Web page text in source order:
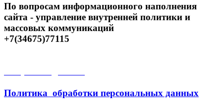
По вопросам информационного наполнения
сайта - управление внутренней политики и
массовых коммуникаций
+7(34675)77115
Политика обработки персональных данных